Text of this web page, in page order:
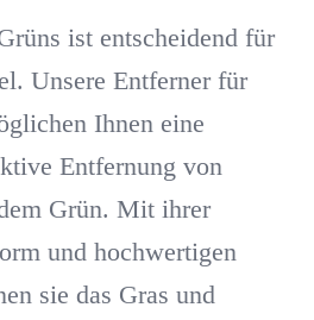
ist entscheidend für
Unsere Entferner für
Ihnen eine
Entfernung von
Grün. Mit ihrer
und hochwertigen
sie das Gras und